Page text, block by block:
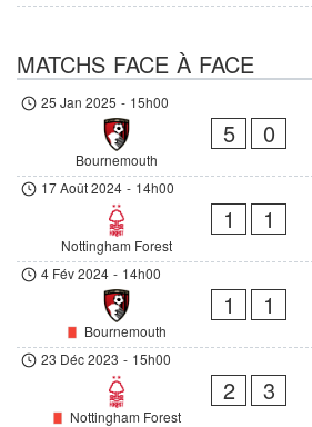
MATCHS FACE À FACE
25 Jan 2025 - 15h00
Bournemouth
5 0
17 Août 2024 - 14h00
Nottingham Forest
1 1
4 Fév 2024 - 14h00
Bournemouth
1 1
23 Déc 2023 - 15h00
Nottingham Forest
2 3